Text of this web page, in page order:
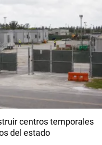
centros temporales
del estado